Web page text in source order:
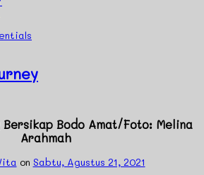
Bodo Amat/Foto: Melina
Arahmah
on Sabtu, Agustus 21, 2021